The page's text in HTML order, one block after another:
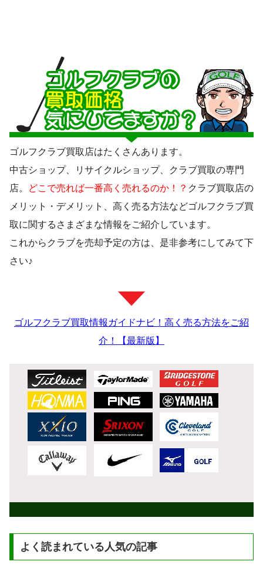
ゴルフクラブ買取店はたくさんあります。
中古ショップ、リサイクルショップ、クラブ買取の専門
店。
どこで売れば一番高く売れるのか！？ クラブ買取店の
メリット・デメリット、高く売る方法などゴルフクラブ買
取に関するさまざまな情報をご紹介しています。
これからクラブを売却予定の方は、是非参考にしてみて下
さい♪
ゴルフクラブ買取情報ガイドナビ！高く売る方法をご紹
介！【最新版】
よく読まれている人気の記事